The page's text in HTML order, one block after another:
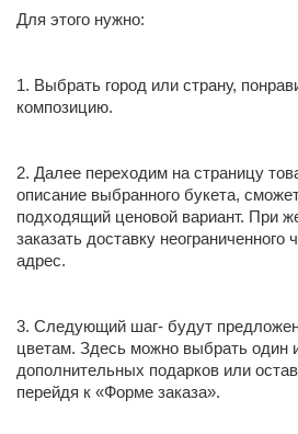
Для этого нужно:
1. Выбрать город или страну,
композицию.
2. Далее переходим на страницу
описание выбранного букета,
подходящий ценовой вариант. При
заказать доставку неограниченного
адрес.
3. Следующий шаг- будут
цветам. Здесь можно выбрать один
дополнительных подарков или
перейдя к «Форме заказа».